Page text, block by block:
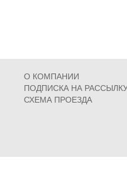
О КОМПАНИИ
ПОДПИСКА НА
СХЕМА ПРОЕЗДА